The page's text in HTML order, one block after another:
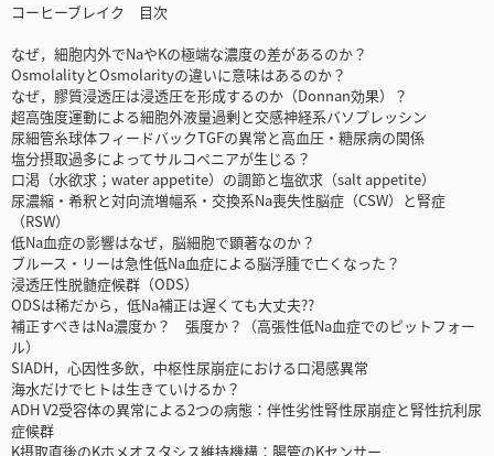
コーヒーブレイク 目次
なぜ，細胞内外でNaやKの極端な濃度の差があるのか？
OsmolalityとOsmolarityの違いに意味はあるのか？
なぜ，膠質浸透圧は浸透圧を形成するのか（Donnan効果）？
超高強度運動による細胞外液量過剰と交感神経系バソプレッシン
尿細管糸球体フィードバックTGFの異常と高血圧・糖尿病の関係
塩分摂取過多によってサルコペニアが生じる？
口渇（水欲求；water appetite）の調節と塩欲求（salt appetite）
尿濃縮・希釈と対向流増幅系・交換系Na喪失性脳症（CSW）と腎症
（RSW）
低Na血症の影響はなぜ，脳細胞で顕著なのか？
ブルース・リーは急性低Na血症による脳浮腫で亡くなった？
浸透圧性脱髄症候群（ODS）
ODSは稀だから，低Na補正は遅くても大丈夫??
補正すべきはNa濃度か？ 張度か？（高張性低Na血症でのピットフォー
ル）
SIADH，心因性多飲，中枢性尿崩症における口渇感異常
海水だけでヒトは生きていけるか？
ADH V2受容体の異常による2つの病態：伴性劣性腎性尿崩症と腎性抗利尿
症候群
K摂取直後のKホメオスタシス維持機構：腸管のKセンサー